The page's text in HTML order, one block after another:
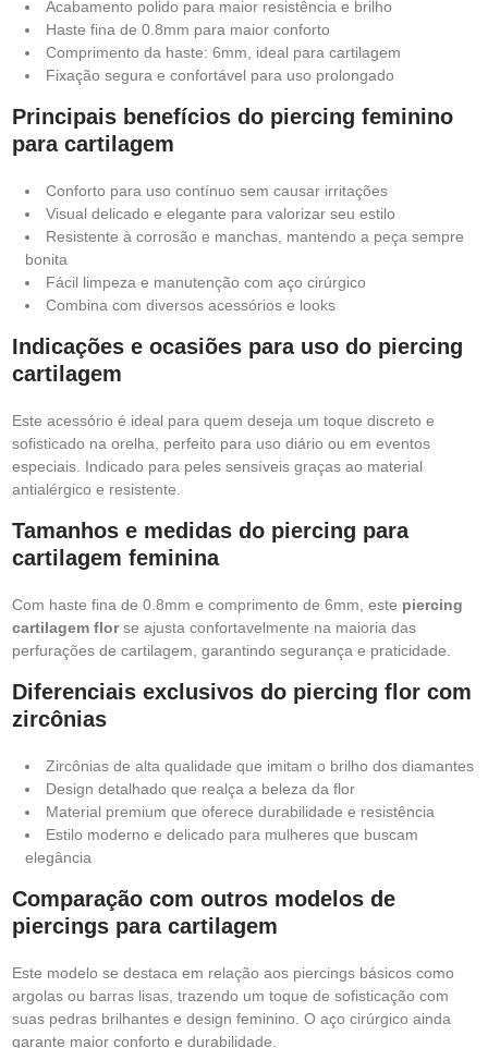
Acabamento polido para maior resistência e brilho
Haste fina de 0.8mm para maior conforto
Comprimento da haste: 6mm, ideal para cartilagem
Fixação segura e confortável para uso prolongado
Principais benefícios do piercing feminino
para cartilagem
Conforto para uso contínuo sem causar irritações
Visual delicado e elegante para valorizar seu estilo
Resistente à corrosão e manchas, mantendo a peça sempre
bonita
Fácil limpeza e manutenção com aço cirúrgico
Combina com diversos acessórios e looks
Indicações e ocasiões para uso do piercing
cartilagem
Este acessório é ideal para quem deseja um toque discreto e
sofisticado na orelha, perfeito para uso diário ou em eventos
especiais. Indicado para peles sensíveis graças ao material
antialérgico e resistente.
Tamanhos e medidas do piercing para
cartilagem feminina
Com haste fina de 0.8mm e comprimento de 6mm, este piercing
cartilagem florse ajusta confortavelmente na maioria das
perfurações de cartilagem, garantindo segurança e praticidade.
Diferenciais exclusivos do piercing flor com
zircônias
Zircônias de alta qualidade que imitam o brilho dos diamantes
Design detalhado que realça a beleza da flor
Material premium que oferece durabilidade e resistência
Estilo moderno e delicado para mulheres que buscam
elegância
Comparação com outros modelos de
piercings para cartilagem
Este modelo se destaca em relação aos piercings básicos como
argolas ou barras lisas, trazendo um toque de sofisticação com
suas pedras brilhantes e design feminino. O aço cirúrgico ainda
garante maior conforto e durabilidade.